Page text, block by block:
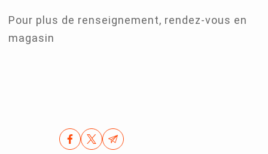
Pour plus de renseignement, rendez-vous en
magasin